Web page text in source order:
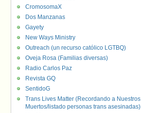
CromosomaX
Dos Manzanas
Gayety
New Ways Ministry
Outreach (un recurso católico LGTBQ)
Oveja Rosa (Familias diversas)
Radio Carlos Paz
Revista GQ
SentidoG
Trans Lives Matter (Recordando a Nuestros
Muertos/listado personas trans asesinadas)